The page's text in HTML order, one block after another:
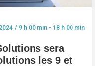
/ 9 h 00 min - 18 h 00 min
sera
les 9 et